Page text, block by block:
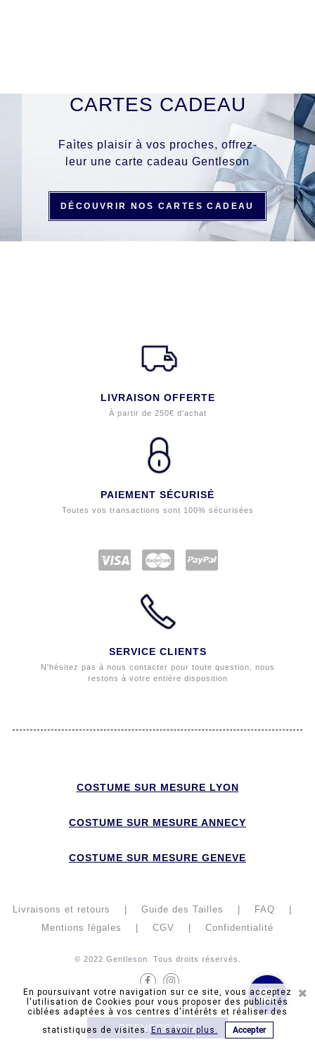
CARTES CADEAU
Faìtes plaisir à vos proches, offrez-
leur une carte cadeau Gentleson
DÉCOUVRIR NOS CARTES CADEAU
LIVRAISON OFFERTE
À partir de 250€ d'achat
PAIEMENT SÉCURISÉ
Toutes vos transactions sont 100% sécurisées
SERVICE CLIENTS
N'hésitez pas à nous contacter pour toute question, nous
restons à votre entière disposition
COSTUME SUR MESURE LYON
COSTUME SUR MESURE ANNECY
COSTUME SUR MESURE GENEVE
Livraisons et retours Guide des Tailles FAQ
Mentions légales
CGV Confidentialité
© 2022 Gentleson. Tous droits réservés.
FacebookInstagram
PRENDRE RDV
En poursuivant votre navigation sur ce site, vous acceptez
l'utilisation de Cookies pour vous proposer des publicités
ciblées adaptées à vos centres d'intérêts et réaliser des
statistiques de visites.En savoir plus. Accepter